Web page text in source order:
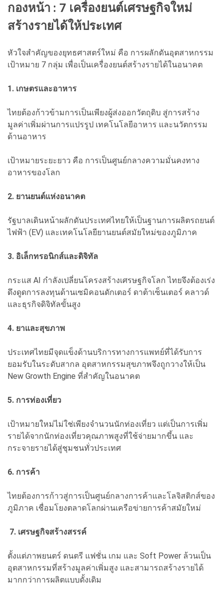
กองหน้า : 7 เครื่องยนต์เศรษฐกิจใหม่
สร้างรายได้ให้ประเทศ
หัวใจสำคัญของยุทธศาสตร์ใหม่ คือ การผลักดันอุตสาหกรรม
เป้าหมาย 7 กลุ่ม เพื่อเป็นเครื่องยนต์สร้างรายได้ในอนาคต
1. เกษตรและอาหาร
ไทยต้องก้าวข้ามการเป็นเพียงผู้ส่งออกวัตถุดิบ สู่การสร้าง
มูลค่าเพิ่มผ่านการแปรรูป เทคโนโลยีอาหาร และนวัตกรรม
ด้านอาหาร
เป้าหมายระยะยาว คือ การเป็นศูนย์กลางความมั่นคงทาง
อาหารของโลก
2. ยานยนต์แห่งอนาคต
รัฐบาลเดินหน้าผลักดันประเทศไทยให้เป็นฐานการผลิตรถยนต์
ไฟฟ้า (EV) และเทคโนโลยียานยนต์สมัยใหม่ของภูมิภาค
3. อิเล็กทรอนิกส์และดิจิทัล
กระแส AI กำลังเปลี่ยนโครงสร้างเศรษฐกิจโลกไทยจึงต้องเร่ง
ดึงดูดการลงทุนด้านเซมิคอนดักเตอร์ ดาต้าเซ็นเตอร์ คลาวด์
และธุรกิจดิจิทัลขั้นสูง
4. ยาและสุขภาพ
ประเทศไทยมีจุดแข็งด้านบริการทางการแพทย์ที่ได้รับการ
ยอมรับในระดับสากล อุตสาหกรรมสุขภาพจึงถูกวางให้เป็น
New Growth Engine ที่สำคัญในอนาคต
5. การท่องเที่ยว
เป้าหมายใหม่ไม่ใช่เพียงจำนวนนักท่องเที่ยว แต่เป็นการเพิ่ม
รายได้จากนักท่องเที่ยวคุณภาพสูงที่ใช้จ่ายมากขึ้น และ
กระจายรายได้สู่ชุมชนทั่วประเทศ
6. การค้า
ไทยต้องการก้าวสู่การเป็นศูนย์กลางการค้าและโลจิสติกส์ของ
ภูมิภาค เชื่อมโยงตลาดโลกผ่านเครือข่ายการค้าสมัยใหม่
7. เศรษฐกิจสร้างสรรค์
ตั้งแต่ภาพยนตร์ ดนตรี แฟชั่น เกม และ Soft Power ล้วนเป็น
อุตสาหกรรมที่สร้างมูลค่าเพิ่มสูง และสามารถสร้างรายได้
มากกว่าการผลิตแบบดั้งเดิม